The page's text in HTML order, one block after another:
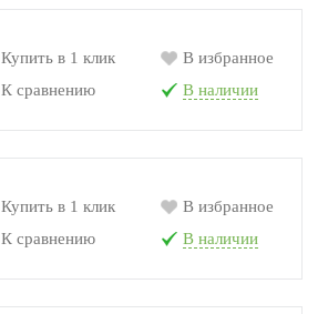
Купить в 1 клик
К сравнению
В избранное
В наличии
Купить в 1 клик
К сравнению
В избранное
В наличии